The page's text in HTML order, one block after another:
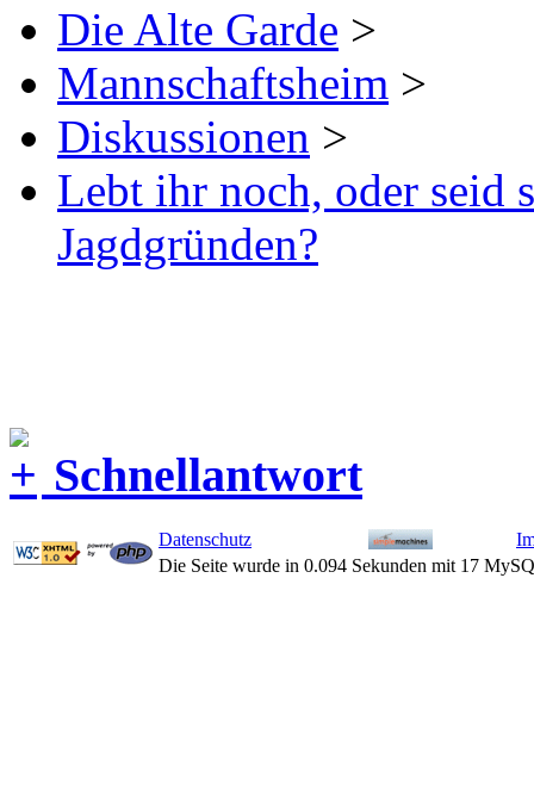
Die Alte Garde >
Mannschaftsheim >
Diskussionen >
Lebt ihr noch, oder seid
Jagdgründen?
Schnellantwort
Datenschutz
Die Seite wurde in 0.094 Sekunden mit 17